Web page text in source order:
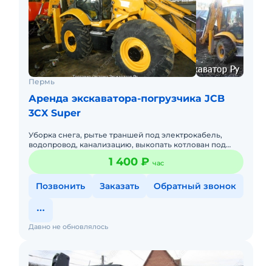
Пермь
Аренда экскаватора-погрузчика JCB
3CX Super
Уборка снега, рытье траншей под электрокабель,
водопровод, канализацию, выкопать котлован под
фундамент. Вместимость заднего ковша — 0.48 метра
кубических. Глуб
1 400 ₽ час
Позвонить Заказать Обратный звонок
Давно не обновлялось